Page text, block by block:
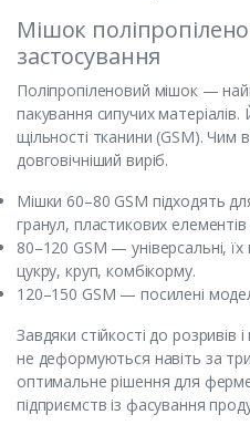
Мішок
застосування
Поліпропіленовий мішок —
пакування сипучих
щільності тканини (GSM). Чим
довговічніший виріб.
Мішки 60–80 GSM підходять
гранул, пластикових
80–120 GSM — універсальні,
цукру, круп, комбікорму.
120–150 GSM — посилені
Завдяки стійкості до розривів
не деформуються навіть за
оптимальне рішення для
підприємств із фасування